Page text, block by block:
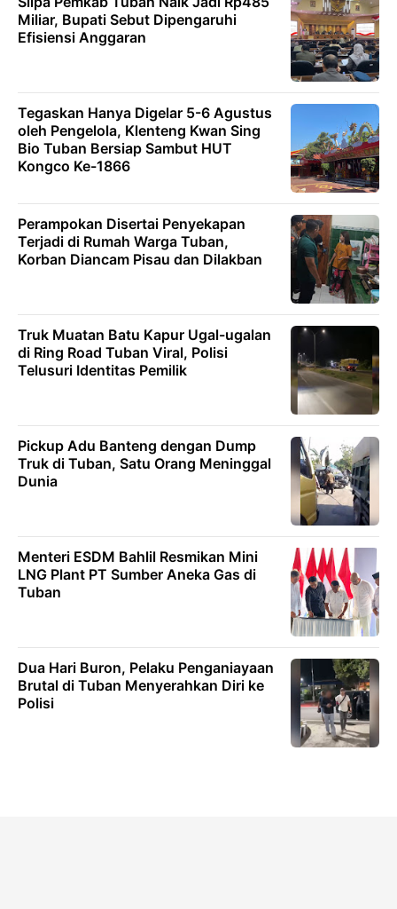
Miliar, Bupati Sebut Dipengaruhi
Efisiensi Anggaran
Tegaskan Hanya Digelar 5-6 Agustus
oleh Pengelola, Klenteng Kwan Sing
Bio Tuban Bersiap Sambut HUT
Kongco Ke-1866
Perampokan Disertai Penyekapan
Terjadi di Rumah Warga Tuban,
Korban Diancam Pisau dan Dilakban
Truk Muatan Batu Kapur Ugal-ugalan
di Ring Road Tuban Viral, Polisi
Telusuri Identitas Pemilik
Pickup Adu Banteng dengan Dump
Truk di Tuban, Satu Orang Meninggal
Dunia
Menteri ESDM Bahlil Resmikan Mini
LNG Plant PT Sumber Aneka Gas di
Tuban
Dua Hari Buron, Pelaku Penganiayaan
Brutal di Tuban Menyerahkan Diri ke
Polisi